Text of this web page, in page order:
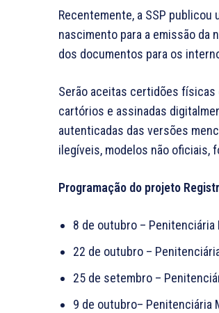
Recentemente, a SSP
nascimento para a emissão da
dos documentos para os
Serão aceitas certidões físicas
cartórios e assinadas
autenticadas das versões
ilegíveis, modelos não
Programação do projeto
8 de outubro – Penitenciária
22 de outubro –
25 de setembro –
9 de outubro– Penitenciária